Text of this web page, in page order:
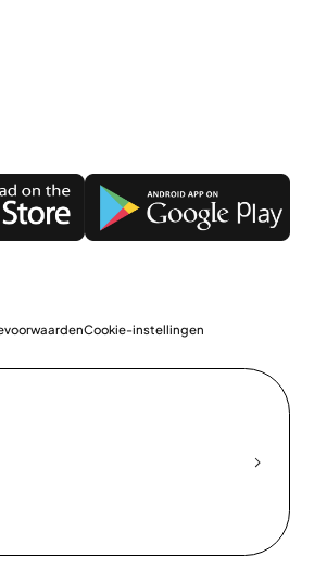
Cookie-instellingen